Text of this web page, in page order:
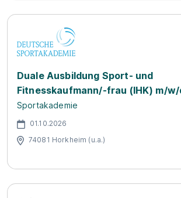
Duale Ausbildung Sport- und
Fitnesskaufmann/-frau (IHK) m/w/
Sportakademie
01.10.2026
74081 Horkheim (u.a.)